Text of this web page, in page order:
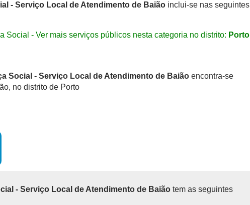
- Serviço Local de Atendimento de Baião inclui-se nas seguintes
Social - Ver mais serviços públicos nesta categoria no distrito: Porto
Social - Serviço Local de Atendimento de Baião encontra-se
no distrito de Porto
- Serviço Local de Atendimento de Baião tem as seguintes